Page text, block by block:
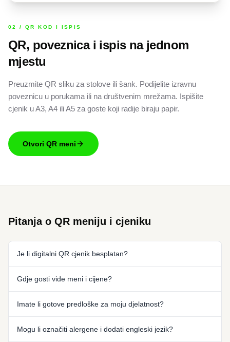
02 / QR KOD I ISPIS
QR, poveznica i ispis na jednom
mjestu
Preuzmite QR sliku za stolove ili šank. Podijelite izravnu
poveznicu u porukama ili na društvenim mrežama. Ispišite
cjenik u A3, A4 ili A5 za goste koji radije biraju papir.
Otvori QR meni
Pitanja o QR meniju i cjeniku
Je li digitalni QR cjenik besplatan?
Gdje gosti vide meni i cijene?
Imate li gotove predloške za moju djelatnost?
Mogu li označiti alergene i dodati engleski jezik?